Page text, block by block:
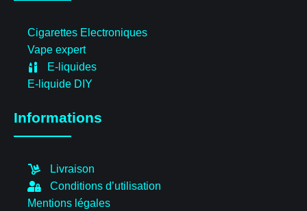
Cigarettes Electroniques
Vape expert
E-liquides
E-liquide DIY
Informations
Livraison
Conditions d’utilisation
Mentions légales